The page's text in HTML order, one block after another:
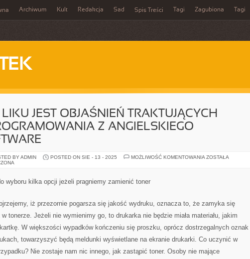
Archiwum Kult Redakcja Sad Spis Treści Tagi Zagubiona Tagi
LIKU JEST OBJAŚNIEŃ TRAKTUJĄCYCH
Z ANGIELSKIEGO
BY ADMIN POSTED ON SIE - 13 - 2025 MOŻLIWOŚĆ KOMENTOWANIA BEZ
SOFTWARE
ZOSTAŁA
wyboru kilka opcji jeżeli pragniemy zamienić toner
iż przezornie pogarsza się jakość wydruku, oznacza to, że zamyka się
tonerze. Jeżeli nie wymienimy go, to drukarka nie będzie miała materiału, jakim
kartkę. W większości wypadków kończeniu się proszku, oprócz dostrzegalnych oznak
towarzyszyć będą meldunki wyświetlane na ekranie drukarki. Co uczynić w
Nie zostaje nam nic innego, jak zastąpić toner. Osoby nie mające